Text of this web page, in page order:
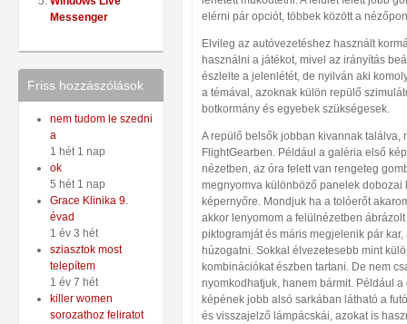
Messenger
Friss hozzászólások
nem tudom le szedni
a
1 hét 1 nap
ok
5 hét 1 nap
Grace Klinika 9.
évad
1 év 3 hét
sziasztok most
telepítem
1 év 7 hét
killer women
sorozathoz feliratot
elérni pár opciót, többek között a
Elvileg az autóvezetéshez használt
használni a játékot, mivel az irányítás
észlelte a jelenlétét, de nyilván aki
a témával, azoknak külön repülő
botkormány és egyebek szükségesek.
A repülő belsők jobban kivannak találva,
FlightGearben. Például a galéria első
nézetben, az óra felett van rengeteg
megnyomva különböző panelek dobozai
képernyőre. Mondjuk ha a tolóerőt
akkor lenyomom a felülnézetben
piktogramját és máris megjelenik pár
húzogatni. Sokkal élvezetesebb mint
kombinációkat észben tartani. De nem
nyomkodhatjuk, hanem bármit. Például
képének jobb alsó sarkában látható a
és visszajelző lámpácskái, azokat is